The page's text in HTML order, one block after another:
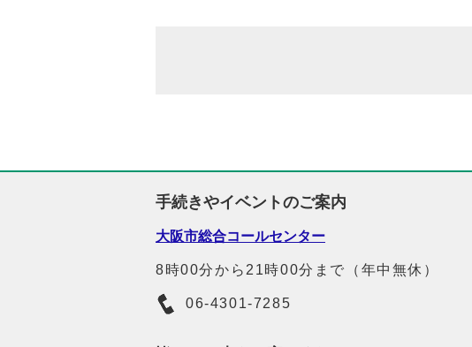
手続きやイベントのご案内
大阪市総合コールセンター
8時00分から21時00分まで（年中無休）
06-4301-7285